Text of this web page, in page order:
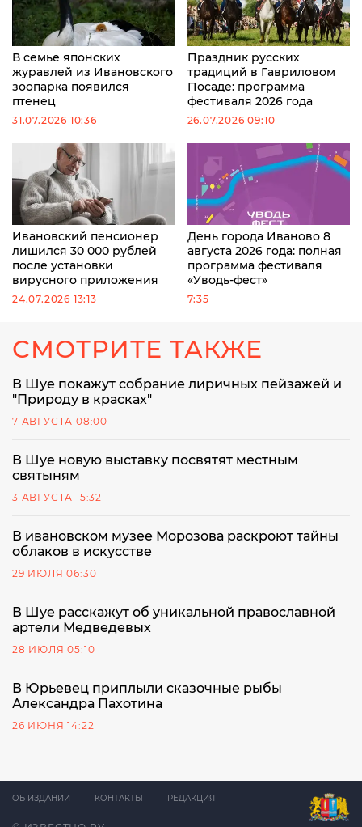
В семье японских
журавлей из Ивановского
зоопарка появился
птенец
31.07.2026 10:36
Праздник русских
традиций в Гавриловом
Посаде: программа
фестиваля 2026 года
26.07.2026 09:10
Ивановский пенсионер
лишился 30 000 рублей
после установки
вирусного приложения
24.07.2026 13:13
День города Иваново 8
августа 2026 года: полная
программа фестиваля
«Уводь-фест»
7:35
СМОТРИТЕ ТАКЖЕ
В Шуе покажут собрание лиричных пейзажей и
"Природу в красках"
7 АВГУСТА 08:00
В Шуе новую выставку посвятят местным
святыням
3 АВГУСТА 15:32
В ивановском музее Морозова раскроют тайны
облаков в искусстве
29 ИЮЛЯ 06:30
В Шуе расскажут об уникальной православной
артели Медведевых
28 ИЮЛЯ 05:10
В Юрьевец приплыли сказочные рыбы
Александра Пахотина
26 ИЮНЯ 14:22
ОБ ИЗДАНИИ КОНТАКТЫ РЕДАКЦИЯ